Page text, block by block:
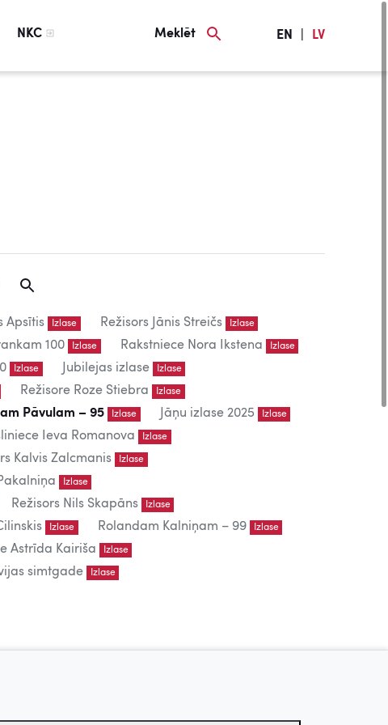
NKC Meklēt EN LV
Apsītis Izlase Režisors Jānis Streičs Izlase
100 Izlase Rakstniece Nora Ikstena Izlase
Izlase Jubilejas izlase Izlase
Režisore Roze Stiebra Izlase
Pāvulam – 95 Izlase Jāņu izlase 2025 Izlase
Ieva Romanova Izlase
Kalvis Zalcmanis Izlase
Izlase
Režisors Nils Skapāns Izlase
Izlase Rolandam Kalniņam – 99 Izlase
Astrīda Kairiša Izlase
simtgade Izlase